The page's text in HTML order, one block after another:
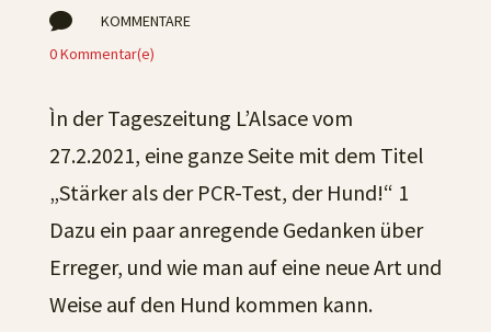

KOMMENTARE
0 Kommentar(e)
Ìn der Tageszeitung L’Alsace vom
27.2.2021, eine ganze Seite mit dem Titel
„Stärker als der PCR-Test, der Hund!“ 1
Dazu ein paar anregende Gedanken über
Erreger, und wie man auf eine neue Art und
Weise auf den Hund kommen kann.